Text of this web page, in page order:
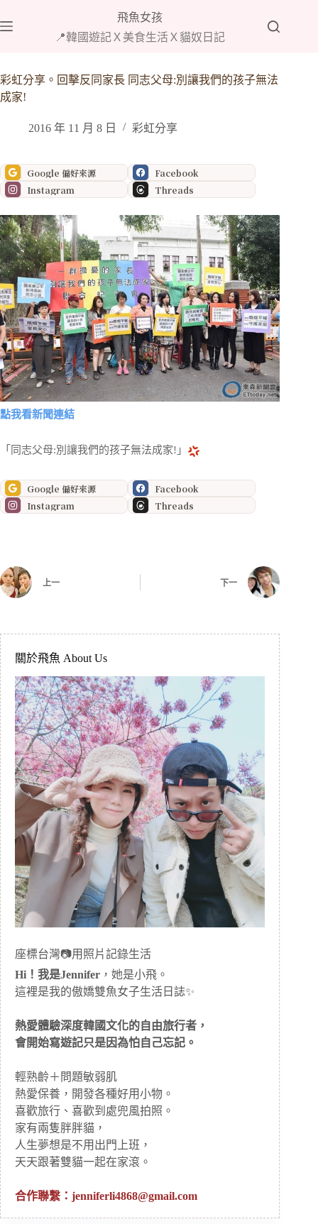
至
內
容
飛魚女孩
📍韓國遊記Ｘ美食生活Ｘ貓奴日記
彩虹分享。回擊反同家長 同志父母:別讓我們的孩子無法
成家!
2016 年 11 月 8 日 彩虹分享
Google 偏好來源
Facebook
Instagram
Threads
點我看新聞連結
「同志父母:別讓我們的孩子無法成家!」
Google 偏好來源
Facebook
Instagram
Threads
上一 下一
關於飛魚 About Us
座標台灣📷用照片記錄生活
Hi！我是Jennifer ，她是小飛。
這裡是我的傲嬌雙魚女子生活日誌✨
熱愛體驗深度韓國文化的自由旅行者，
會開始寫遊記只是因為怕自己忘記。
輕熟齡＋問題敏弱肌
熱愛保養，開發各種好用小物。
喜歡旅行、喜歡到處兜風拍照。
家有兩隻胖胖貓，
人生夢想是不用出門上班，
天天跟著雙貓一起在家滾。
合作聯繫： jenniferli4868@gmail.com